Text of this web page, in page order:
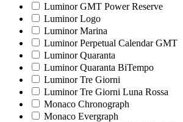
Luminor GMT Power Reserve
Luminor Logo
Luminor Marina
Luminor Perpetual Calendar GMT
Luminor Quaranta
Luminor Quaranta BiTempo
Luminor Tre Giorni
Luminor Tre Giorni Luna Rossa
Monaco Chronograph
Monaco Evergraph